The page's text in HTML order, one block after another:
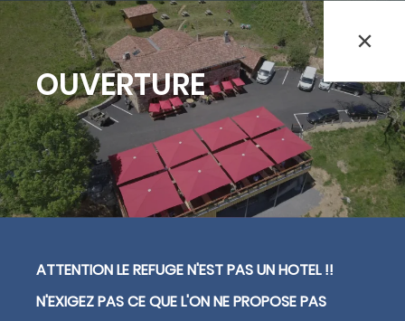
Refuge sur le Chemin de
Saint-Jacques-de-
Compostelle
Bienvenue au Refuge Orisson, idéalement
l’adresse idéale pour faire une étape
réconfortante et conviviale. Le refuge est
OUVERTURE
ATTENTION LE REFUGE N'EST PAS UN HOTEL !!
N'EXIGEZ PAS CE QUE L'ON NE PROPOSE PAS